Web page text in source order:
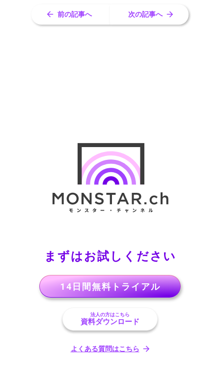
前の記事へ 次の記事へ
まずはお試しください
14日間無料トライアル
法人の方はこちら
資料ダウンロード
よくある質問はこちら